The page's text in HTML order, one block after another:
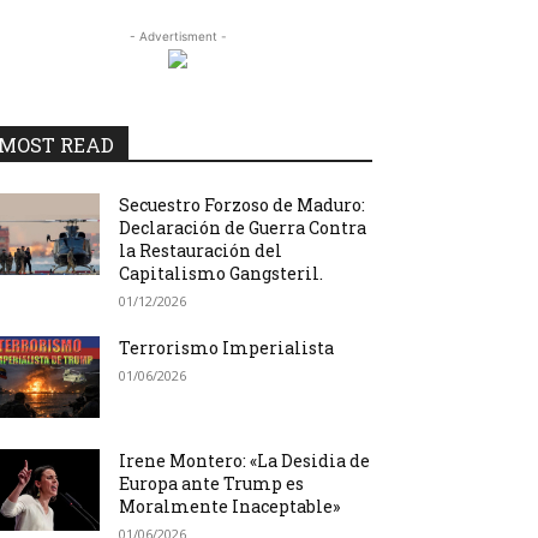
- Advertisment -
READ
Secuestro Forzoso de Maduro:
Declaración de Guerra Contra
la Restauración del
Capitalismo Gangsteril.
01/12/2026
Terrorismo Imperialista
01/06/2026
Irene Montero: «La Desidia de
Europa ante Trump es
Moralmente Inaceptable»
01/06/2026